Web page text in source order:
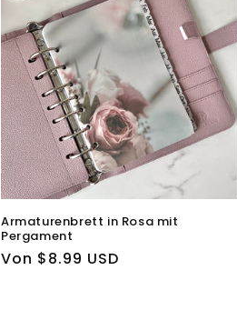
Armaturenbrett in Rosa mit
Pergament
Normaler
Von $8.99 USD